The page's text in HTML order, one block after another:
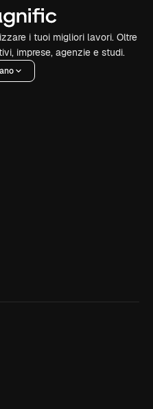
i tuoi migliori lavori. Oltre
imprese, agenzie e studi.